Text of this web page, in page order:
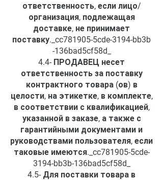
ответственность, если лицо/
организация, подлежащая
доставке, не принимает
поставку._cc781905-5cde-3194-bb3b
-136bad5cf58d_
4.4- ПРОДАВЕЦ несет
ответственность за поставку
контрактного товара (ов) в
целости, на этикетке, в комплекте,
в соответствии с квалификацией,
указанной в заказе, а также с
гарантийными документами и
руководствами пользователя, если
таковые имеются._cc781905-5cde-
3194-bb3b-136bad5cf58d_
4.5- Для поставки товара в